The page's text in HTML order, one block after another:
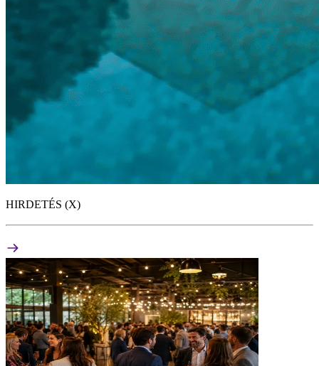
HIRDETÉS (X)